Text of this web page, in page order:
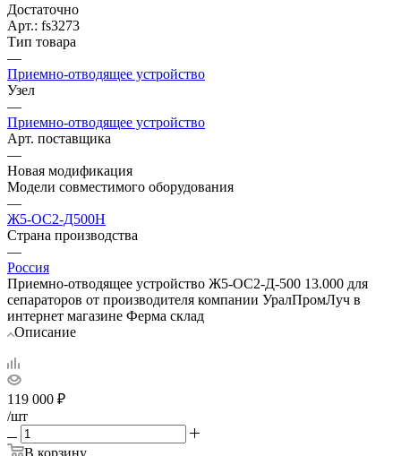
Достаточно
Арт.: fs3273
Тип товара
—
Приемно-отводящее устройство
Узел
—
Приемно-отводящее устройство
Арт. поставщика
—
Новая модификация
Модели совместимого оборудования
—
Ж5-ОС2-Д500Н
Страна производства
—
Россия
Приемно-отводящее устройство Ж5-ОС2-Д-500 13.000 для
сепараторов от производителя компании УралПромЛуч в
интернет магазине Ферма склад
Описание
119 000 ₽
/шт
В корзину